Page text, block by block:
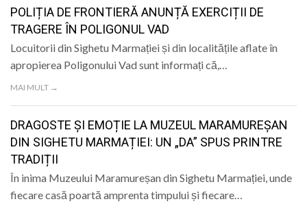
POLIȚIA DE FRONTIERĂ ANUNȚĂ EXERCIȚII DE
TRAGERE ÎN POLIGONUL VAD
Locuitorii din Sighetu Marmației și din localitățile aflate în
apropierea Poligonului Vad sunt informați că,…
MAI MULT →
DRAGOSTE ȘI EMOȚIE LA MUZEUL MARAMUREȘAN
DIN SIGHETU MARMAȚIEI: UN „DA” SPUS PRINTRE
TRADIȚII
În inima Muzeului Maramureșan din Sighetu Marmației, unde
fiecare casă poartă amprenta timpului și fiecare…